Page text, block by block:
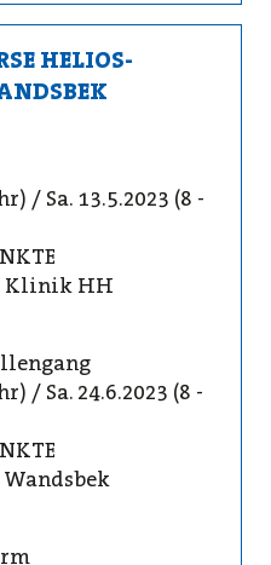
HELIOS-
/ Sa. 13.5.2023 (8 -
Klinik HH
/ Sa. 24.6.2023 (8 -